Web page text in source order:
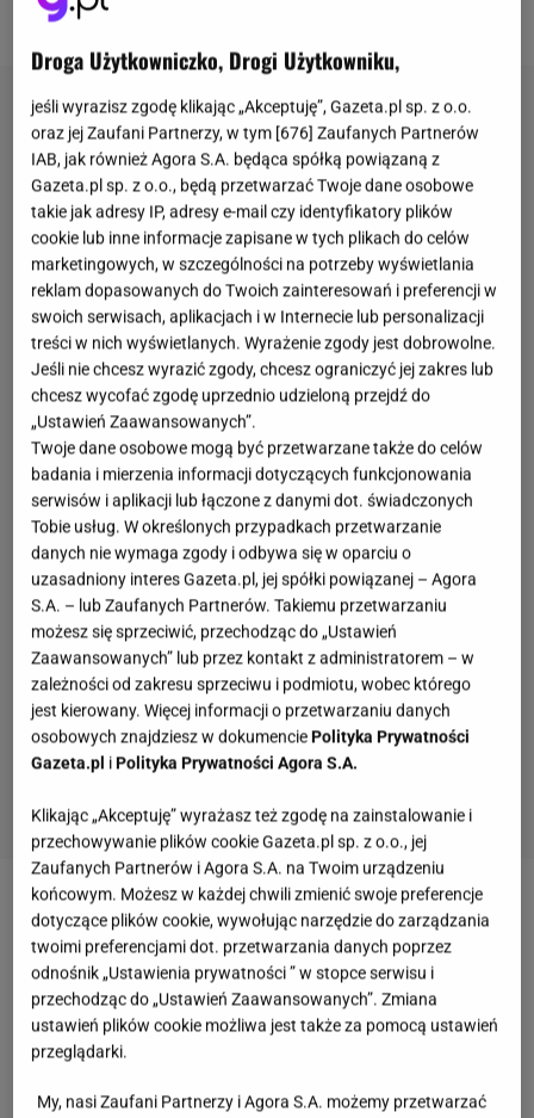
lekcji, którą wyniosła sprzed lat.
Zobacz wideoMakijaż w stylu Magdy Mołek
Polska: Powodzie nawiedziły ogromną część kraju.
Magda Mołek wspomina "wielką wodę" z 1997 roku
Droga Użytkowniczko, Drogi Użytkowniku,
jeśli wyrazisz zgodę klikając „Akceptuję”, Gazeta.pl sp. z o.o.
oraz jej Zaufani Partnerzy, w tym [676] Zaufanych Partnerów
IAB, jak również Agora S.A. będąca spółką powiązaną z
Gazeta.pl sp. z o.o., będą przetwarzać Twoje dane osobowe
takie jak adresy IP, adresy e-mail czy identyfikatory plików
cookie lub inne informacje zapisane w tych plikach do celów
marketingowych, w szczególności na potrzeby wyświetlania
reklam dopasowanych do Twoich zainteresowań i preferencji w
swoich serwisach, aplikacjach i w Internecie lub personalizacji
treści w nich wyświetlanych. Wyrażenie zgody jest dobrowolne.
Jeśli nie chcesz wyrazić zgody, chcesz ograniczyć jej zakres lub
chcesz wycofać zgodę uprzednio udzieloną przejdź do
„Ustawień Zaawansowanych”.
Twoje dane osobowe mogą być przetwarzane także do celów
badania i mierzenia informacji dotyczących funkcjonowania
serwisów i aplikacji lub łączone z danymi dot. świadczonych
Tobie usług. W określonych przypadkach przetwarzanie
danych nie wymaga zgody i odbywa się w oparciu o
uzasadniony interes Gazeta.pl, jej spółki powiązanej – Agora
S.A. – lub Zaufanych Partnerów. Takiemu przetwarzaniu
możesz się sprzeciwić, przechodząc do „Ustawień
Zaawansowanych” lub przez kontakt z administratorem – w
zależności od zakresu sprzeciwu i podmiotu, wobec którego
jest kierowany. Więcej informacji o przetwarzaniu danych
osobowych znajdziesz w dokumenciePolityka Prywatności
Gazeta.pl iPolityka Prywatności Agora S.A.
Klikając „Akceptuję” wyrażasz też zgodę na zainstalowanie i
przechowywanie plików cookie Gazeta.pl sp. z o.o., jej
Zaufanych Partnerów i Agora S.A. na Twoim urządzeniu
końcowym. Możesz w każdej chwili zmienić swoje preferencje
dotyczące plików cookie, wywołując narzędzie do zarządzania
twoimi preferencjami dot. przetwarzania danych poprzez
odnośnik „Ustawienia prywatności ” w stopce serwisu i
przechodząc do „Ustawień Zaawansowanych”. Zmiana
ustawień plików cookie możliwa jest także za pomocą ustawień
przeglądarki.
My, nasi Zaufani Partnerzy i Agora S.A. możemy przetwarzać